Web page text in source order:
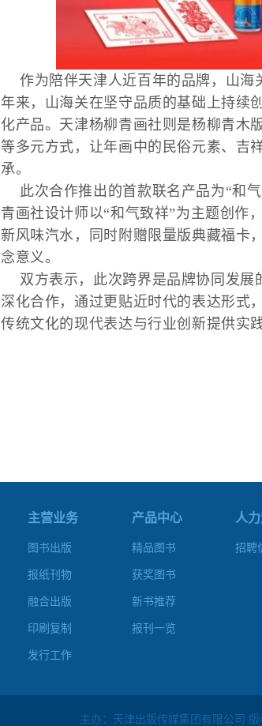
作为陪伴天津人近百年的品牌，山
年来，山海关在坚守品质的基础上持续
化产品。天津杨柳青画社则是杨柳青木
等多元方式，让年画中的民俗元素、吉
承。
此次合作推出的首款联名产品为“和
青画社设计师以“和气致祥”为主题创作
新风味汽水，同时附赠限量版典藏福卡
念意义。
双方表示，此次跨界是品牌协同发
深化合作，通过更贴近时代的表达形式
传统文化的现代表达与行业创新提供实践
主营业务
图书出版
报纸刊物
融合出版
印刷复制
发行工作
产品中心
精品图书
获奖图书
新书推荐
报刊一览
人
招聘
主办：天津出版传媒集团有限公司